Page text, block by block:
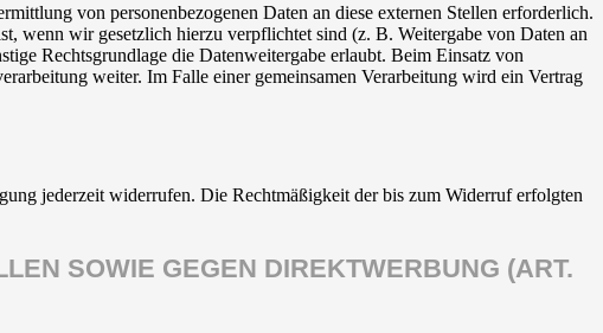
von personenbezogenen Daten an diese externen Stellen erforderlich.
wenn wir gesetzlich hierzu verpflichtet sind (z. B. Weitergabe von Daten an
Rechtsgrundlage die Datenweitergabe erlaubt. Beim Einsatz von
weiter. Im Falle einer gemeinsamen Verarbeitung wird ein Vertrag
jederzeit widerrufen. Die Rechtmäßigkeit der bis zum Widerruf erfolgten
SOWIE GEGEN DIREKTWERBUNG (ART.